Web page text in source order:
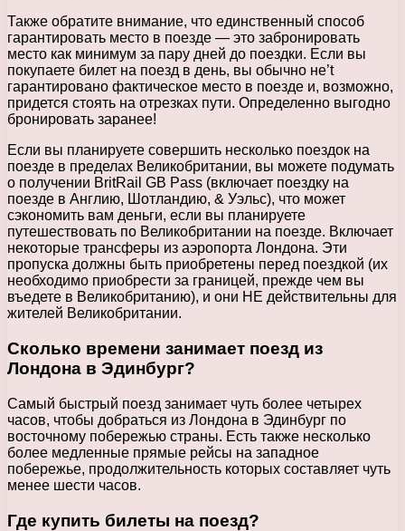
Также обратите внимание, что единственный способ
гарантировать место в поезде — это забронировать
место как минимум за пару дней до поездки. Если вы
покупаете билет на поезд в день, вы обычно не’t
гарантировано фактическое место в поезде и, возможно,
придется стоять на отрезках пути. Определенно выгодно
бронировать заранее!
Если вы планируете совершить несколько поездок на
поезде в пределах Великобритании, вы можете подумать
о получении BritRail GB Pass (включает поездку на
поезде в Англию, Шотландию, & Уэльс), что может
сэкономить вам деньги, если вы планируете
путешествовать по Великобритании на поезде. Включает
некоторые трансферы из аэропорта Лондона. Эти
пропуска должны быть приобретены перед поездкой (их
необходимо приобрести за границей, прежде чем вы
въедете в Великобританию), и они НЕ действительны для
жителей Великобритании.
Сколько времени занимает поезд из
Лондона в Эдинбург?
Самый быстрый поезд занимает чуть более четырех
часов, чтобы добраться из Лондона в Эдинбург по
восточному побережью страны. Есть также несколько
более медленные прямые рейсы на западное
побережье, продолжительность которых составляет чуть
менее шести часов.
Где купить билеты на поезд?